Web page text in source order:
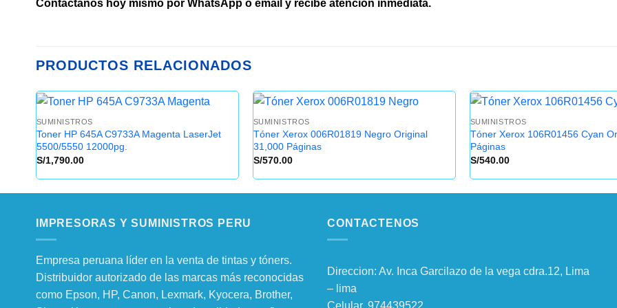
Contáctanos hoy mismo por WhatsApp o email y recibe atención inmediata.
PRODUCTOS RELACIONADOS
SUMINISTROS
Toner HP 645A C9733A Magenta LaserJet
5500/5550 12000pg.
S/1,790.00
SUMINISTROS
Tóner Xerox 006R01819 Negro Original
31,000 Páginas
S/570.00
SUMINISTROS
Tóner Xerox 106R01456 Cyan
Páginas
S/540.00
IMPRESORAS Y SUMINISTROS PERU
Empresa peruana líder en la venta de tintas y tóners.
Distribuidor autorizado de las marcas más reconocidas
como Epson, HP, Canon, Lexmark, Kyocera, Brother,
CONTACTENOS
Direccion: Av. Inca Garcilazo de la vega cdra.12, Lima
– lima